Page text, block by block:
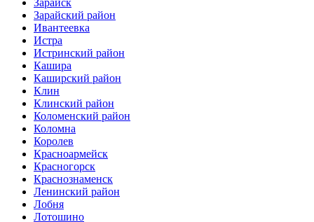
Зарайск
Зарайский район
Ивантеевка
Истра
Истринский район
Кашира
Каширский район
Клин
Клинский район
Коломенский район
Коломна
Королев
Красноармейск
Красногорск
Краснознаменск
Ленинский район
Лобня
Лотошино